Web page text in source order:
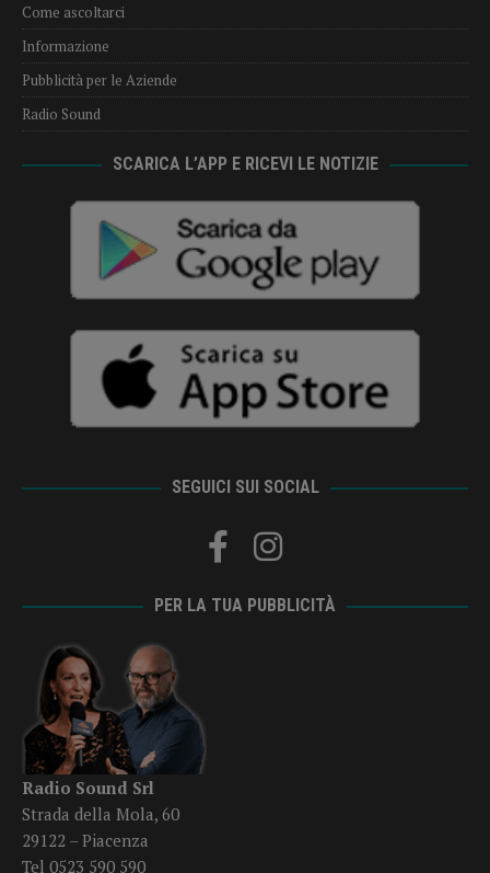
Come ascoltarci
Informazione
Pubblicità per le Aziende
Radio Sound
SCARICA L’APP E RICEVI LE NOTIZIE
SEGUICI SUI SOCIAL
PER LA TUA PUBBLICITÀ
Radio Sound Srl
Strada della Mola, 60
29122 – Piacenza
Tel 0523 590 590